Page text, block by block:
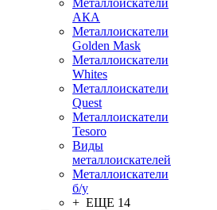
Металлоискатели
АКА
Металлоискатели
Golden Mask
Металлоискатели
Whites
Металлоискатели
Quest
Металлоискатели
Tesoro
Виды
металлоискателей
Металлоискатели
б/у
+ ЕЩЕ 14